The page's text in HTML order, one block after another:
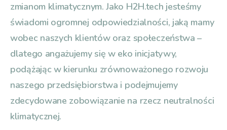
zmianom klimatycznym. Jako H2H.tech jesteśmy
świadomi ogromnej odpowiedzialności, jaką mamy
wobec naszych klientów oraz społeczeństwa –
dlatego angażujemy się w eko inicjatywy,
podążając w kierunku zrównoważonego rozwoju
naszego przedsiębiorstwa i podejmujemy
zdecydowane zobowiązanie na rzecz neutralności
klimatycznej.